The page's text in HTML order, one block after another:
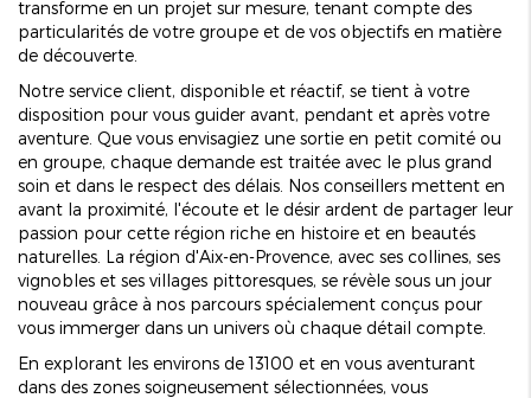
transforme en un projet sur mesure, tenant compte des
particularités de votre groupe et de vos objectifs en matière
de découverte.
Notre service client, disponible et réactif, se tient à votre
disposition pour vous guider avant, pendant et après votre
aventure. Que vous envisagiez une sortie en petit comité ou
en groupe, chaque demande est traitée avec le plus grand
soin et dans le respect des délais. Nos conseillers mettent en
avant la proximité, l'écoute et le désir ardent de partager leur
passion pour cette région riche en histoire et en beautés
naturelles. La région d'Aix-en-Provence, avec ses collines, ses
vignobles et ses villages pittoresques, se révèle sous un jour
nouveau grâce à nos parcours spécialement conçus pour
vous immerger dans un univers où chaque détail compte.
En explorant les environs de 13100 et en vous aventurant
dans des zones soigneusement sélectionnées, vous